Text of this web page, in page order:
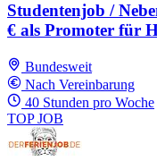
Studentenjob /
€ als Promoter für
Bundesweit
Nach Vereinbarung
40 Stunden pro Woche
TOP JOB